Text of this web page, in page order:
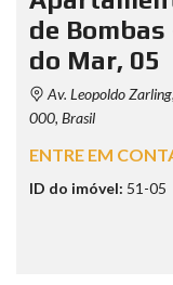
de
do Mar, 05
Av. Leopoldo
000, Brasil
ENTRE EM
ID do imóvel: 51-05